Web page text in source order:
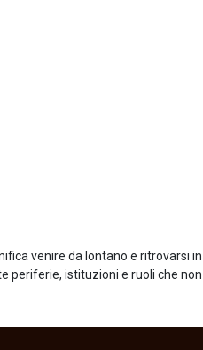
venire da lontano e ritrovarsi
periferie, istituzioni e ruoli che